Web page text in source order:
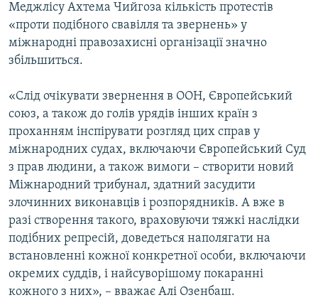
Меджлісу Ахтема Чийгоза кількість протестів
«проти подібного свавілля та звернень» у
міжнародні правозахисні організації значно
збільшиться.
«Слід очікувати звернення в ООН, Європейський
союз, а також до голів урядів інших країн з
проханням інспірувати розгляд цих справ у
міжнародних судах, включаючи Європейський Суд
з прав людини, а також вимоги – створити новий
Міжнародний трибунал, здатний засудити
злочинних виконавців і розпорядників. А вже в
разі створення такого, враховуючи тяжкі наслідки
подібних репресій, доведеться наполягати на
встановленні кожної конкретної особи, включаючи
окремих суддів, і найсуворішому покаранні
кожного з них», – вважає Алі Озенбаш.